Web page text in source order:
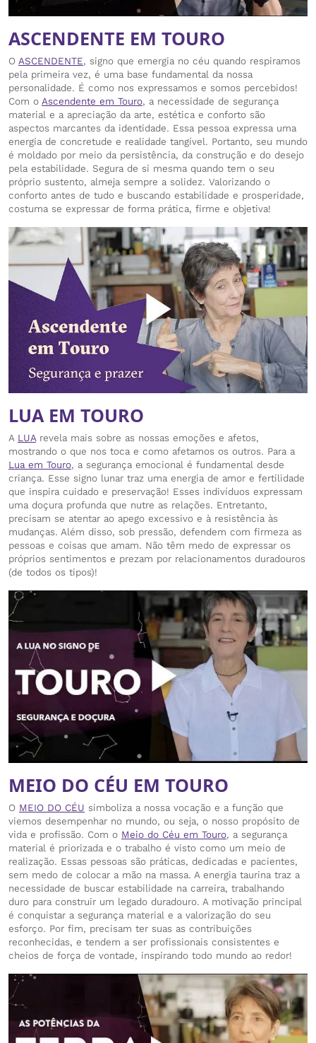
ASCENDENTE EM TOURO
O ASCENDENTE, signo que emergia no céu quando respiramos
pela primeira vez, é uma base fundamental da nossa
personalidade. É como nos expressamos e somos percebidos!
Com o Ascendente em Touro, a necessidade de segurança
material e a apreciação da arte, estética e conforto são
aspectos marcantes da identidade. Essa pessoa expressa uma
energia de concretude e realidade tangível. Portanto, seu mundo
é moldado por meio da persistência, da construção e do desejo
pela estabilidade. Segura de si mesma quando tem o seu
próprio sustento, almeja sempre a solidez. Valorizando o
conforto antes de tudo e buscando estabilidade e prosperidade,
costuma se expressar de forma prática, firme e objetiva!
LUA EM TOURO
A LUArevela mais sobre as nossas emoções e afetos,
mostrando o que nos toca e como afetamos os outros. Para a
Lua em Touro, a segurança emocional é fundamental desde
criança. Esse signo lunar traz uma energia de amor e fertilidade
que inspira cuidado e preservação! Esses indivíduos expressam
uma doçura profunda que nutre as relações. Entretanto,
precisam se atentar ao apego excessivo e à resistência às
mudanças. Além disso, sob pressão, defendem com firmeza as
pessoas e coisas que amam. Não têm medo de expressar os
próprios sentimentos e prezam por relacionamentos duradouros
(de todos os tipos)!
MEIO DO CÉU EM TOURO
O MEIO DO CÉU simboliza a nossa vocação e a função que
viemos desempenhar no mundo, ou seja, o nosso propósito de
vida e profissão. Com o Meio do Céu em Touro, a segurança
material é priorizada e o trabalho é visto como um meio de
realização. Essas pessoas são práticas, dedicadas e pacientes,
sem medo de colocar a mão na massa. A energia taurina traz a
necessidade de buscar estabilidade na carreira, trabalhando
duro para construir um legado duradouro. A motivação principal
é conquistar a segurança material e a valorização do seu
esforço. Por fim, precisam ter suas as contribuições
reconhecidas, e tendem a ser profissionais consistentes e
cheios de força de vontade, inspirando todo mundo ao redor!